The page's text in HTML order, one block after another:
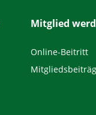
Mitglied
Online-Beitritt